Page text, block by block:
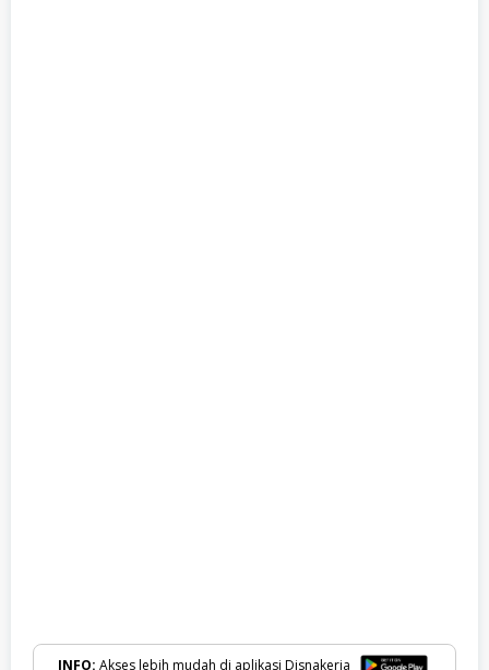
INFO: Akses lebih mudah di aplikasi Disnakerja